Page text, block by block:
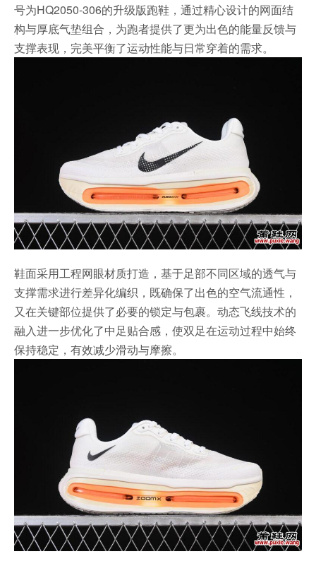
号为HQ2050-306的升级版跑鞋，通过精心设计的网面结
构与厚底气垫组合，为跑者提供了更为出色的能量反馈与
支撑表现，完美平衡了运动性能与日常穿着的需求。
鞋面采用工程网眼材质打造，基于足部不同区域的透气与
支撑需求进行差异化编织，既确保了出色的空气流通性，
又在关键部位提供了必要的锁定与包裹。动态飞线技术的
融入进一步优化了中足贴合感，使双足在运动过程中始终
保持稳定，有效减少滑动与摩擦。